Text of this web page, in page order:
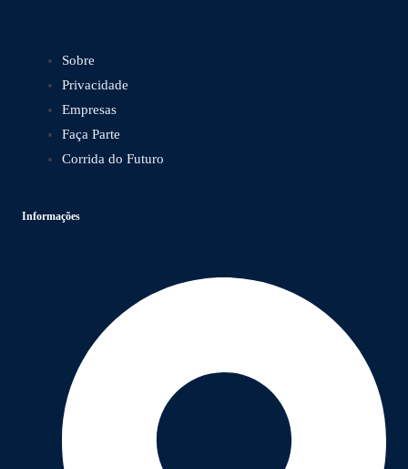
Sobre
Privacidade
Empresas
Faça Parte
Corrida do Futuro
Informações